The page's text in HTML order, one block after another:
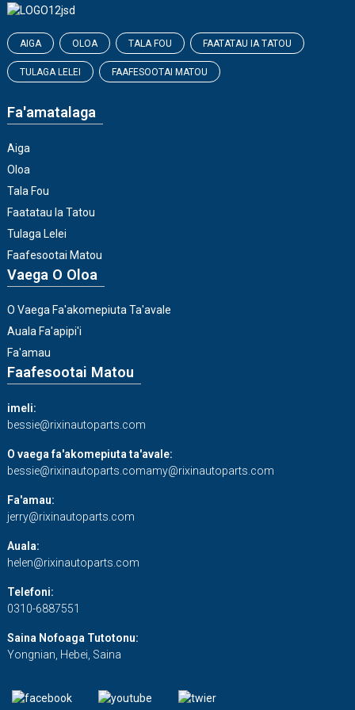
AIGA OLOA TALA FOU FAATATAU IA TATOU
TULAGA LELEI FAAFESOOTAI MATOU
Fa'amatalaga
Aiga
Oloa
Tala Fou
Faatatau Ia Tatou
Tulaga Lelei
Faafesootai Matou
Vaega O Oloa
O Vaega Fa'akomepiuta Ta'avale
Auala Fa'apipi'i
Fa'amau
Faafesootai Matou
imeli:
bessie@rixinautoparts.com
O vaega fa'akomepiuta ta'avale:
bessie@rixinautoparts.comamy@rixinautoparts.com
Fa'amau:
jerry@rixinautoparts.com
Auala:
helen@rixinautoparts.com
Telefoni:
0310-6887551
Saina Nofoaga Tutotonu:
Yongnian, Hebei, Saina